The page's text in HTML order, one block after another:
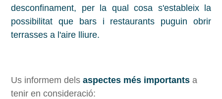
desconfinament, per la qual cosa s'estableix la
possibilitat que bars i restaurants puguin obrir
terrasses a l'aire lliure.
Us informem dels aspectes més importants a
tenir en consideració: